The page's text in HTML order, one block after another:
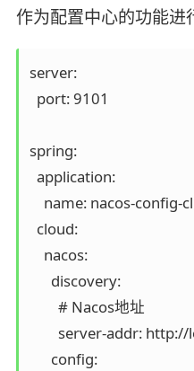
作为配置中心的功能进
server:
  port: 9101
spring:
  application:
name: nacos-config-
  cloud:
    nacos:
      discovery:
        # Nacos地址
server-addr:
      config: